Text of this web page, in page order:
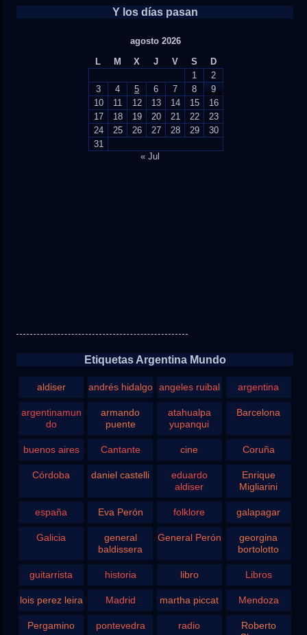
Y los días pasan
agosto 2026
L
M X J V S
D
1
2
3
4 5 6 7 8
9
10
11 12 13 14 15
16
17
18 19 20 21 22
23
24
25 26 27 28 29
30
31
« Jul
Etiquetas Argentina Mundo
aldiser andrés hidalgo angeles ruibal argentina
argentinamun
do
armando
puente
atahualpa
yupanqui
Barcelona
buenos aires Cantante cine Coruña
Córdoba daniel castelli
eduardo
aldiser
Enrique
Migliarini
españa Eva Perón folklore galapagar
Galicia
general
baldissera
General Perón
georgina
bortolotto
guitarrista historia libro Libros
lois perez leira Madrid martha piccat Mendoza
Pergamino pontevedra radio
Roberto